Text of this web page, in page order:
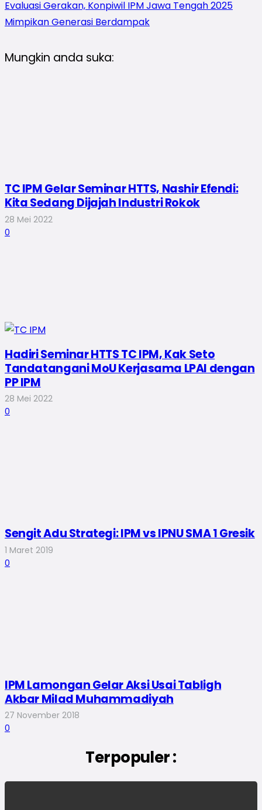
Evaluasi Gerakan, Konpiwil IPM Jawa Tengah 2025
Mimpikan Generasi Berdampak
Mungkin anda suka:
TC IPM Gelar Seminar HTTS, Nashir Efendi:
Kita Sedang Dijajah Industri Rokok
28 Mei 2022
0
Hadiri Seminar HTTS TC IPM, Kak Seto
Tandatangani MoU Kerjasama LPAI dengan
PP IPM
28 Mei 2022
0
Sengit Adu Strategi: IPM vs IPNU SMA 1 Gresik
1 Maret 2019
0
IPM Lamongan Gelar Aksi Usai Tabligh
Akbar Milad Muhammadiyah
27 November 2018
0
Terpopuler :